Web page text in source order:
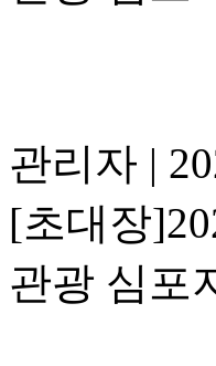
관리자 |
[초대장
관광 심포